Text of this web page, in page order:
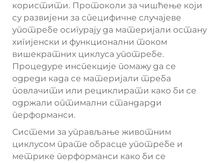
користити. Протоколи за чишћење који
су развијени за специфичне случајеве
употребе осигурају да материјали остану
хигијенски и функционални током
вишекратних циклуса употребе.
Процедуре инспекције помажу да се
одреди када се материјали треба
повлачити или рециклирати како би се
одржали оптимални стандарди
перформанси.
Системи за управљање животним
циклусом прате обрасце употребе и
метрике перформанси како би се